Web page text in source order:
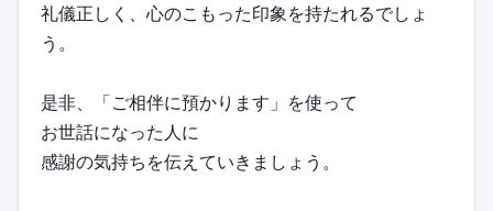
礼儀正しく、心のこもった印象を持たれるでしょ
う。
是非、「ご相伴に預かります」を使って
お世話になった人に
感謝の気持ちを伝えていきましょう。